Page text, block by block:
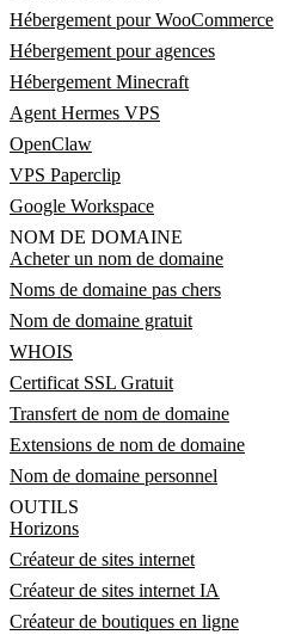
Hébergement pour WooCommerce
Hébergement pour agences
Hébergement Minecraft
Agent Hermes VPS
OpenClaw
VPS Paperclip
Google Workspace
NOM DE DOMAINE
Acheter un nom de domaine
Noms de domaine pas chers
Nom de domaine gratuit
WHOIS
Certificat SSL Gratuit
Transfert de nom de domaine
Extensions de nom de domaine
Nom de domaine personnel
OUTILS
Horizons
Créateur de sites internet
Créateur de sites internet IA
Créateur de boutiques en ligne